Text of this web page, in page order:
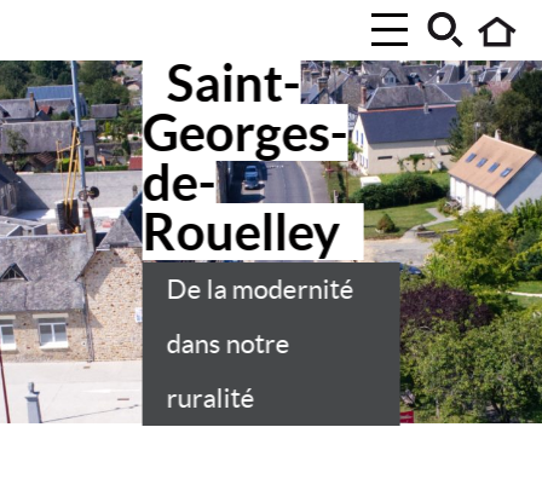
Saint-
Georges-
de-
Rouelley
De la modernité
dans notre
ruralité